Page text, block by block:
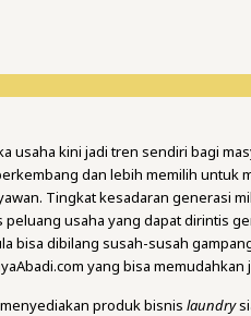
usaha kini jadi tren sendiri bagi
dan lebih memilih untuk
Tingkat kesadaran generasi
peluang usaha yang dapat dirintis
bisa dibilang susah-susah
yang bisa memudahkan
produk bisnislaundry